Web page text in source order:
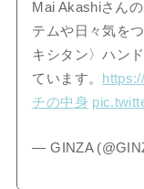
Mai Akashiさん
テムや日々気を
キシタン〉ハン
ています。
チの中身
— GINZA